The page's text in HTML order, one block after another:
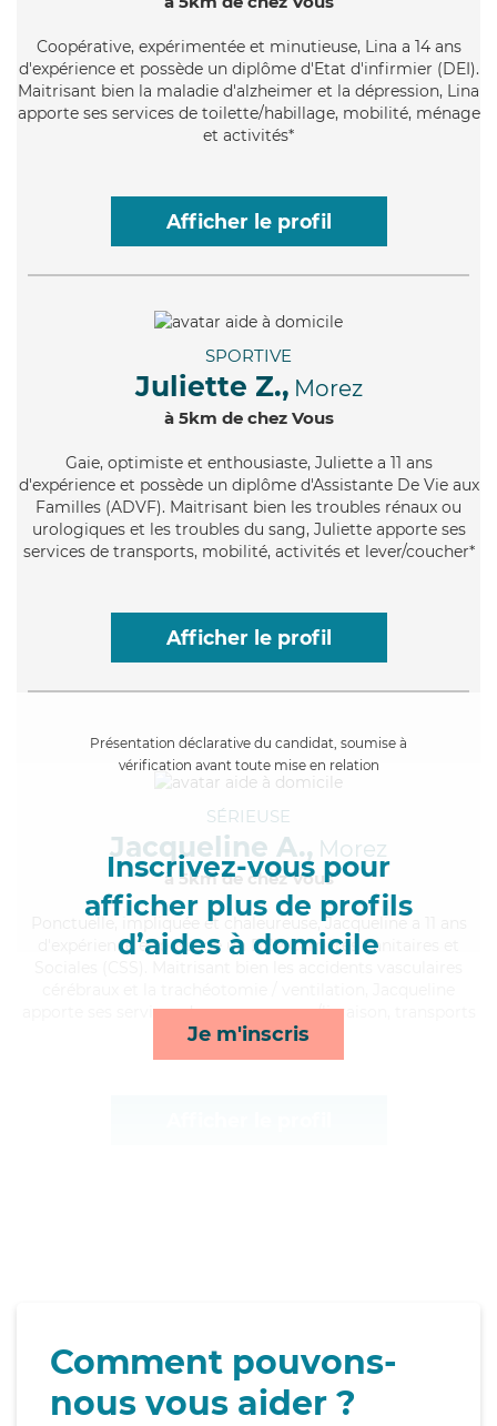
Coopérative, expérimentée et minutieuse, Lina a 14 ans
d'expérience et possède un diplôme d'Etat d'infirmier (DEI).
Maitrisant bien la maladie d'alzheimer et la dépression, Lina
apporte ses services de toilette/habillage, mobilité, ménage
et activités*
Afficher le profil
SPORTIVE
Juliette Z., Morez
à 5km de chez Vous
Gaie, optimiste et enthousiaste, Juliette a 11 ans
d'expérience et possède un diplôme d'Assistante De Vie aux
Familles (ADVF). Maitrisant bien les troubles rénaux ou
urologiques et les troubles du sang, Juliette apporte ses
services de transports, mobilité, activités et lever/coucher*
Afficher le profil
Présentation déclarative du candidat, soumise à
vérification avant toute mise en relation
Inscrivez-vous pour
afficher plus de profils
d’aides à domicile
Je m'inscris
SÉRIEUSE
Jacqueline A., Morez
à 5km de chez Vous
, impliquée et chaleureuse, Jacqueline a 11 ans
d'expérience et possède un BEP Carrières Sanitaires et
apporte ses services de repas, courses/livraison, transports
et mobilité*
Comment pouvons-
nous vous aider ?